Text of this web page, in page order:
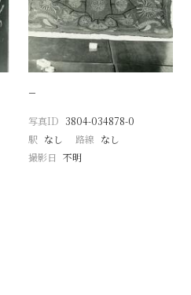
−
写真ID 3804-034878-0
駅 なし 路線 なし
撮影日 不明